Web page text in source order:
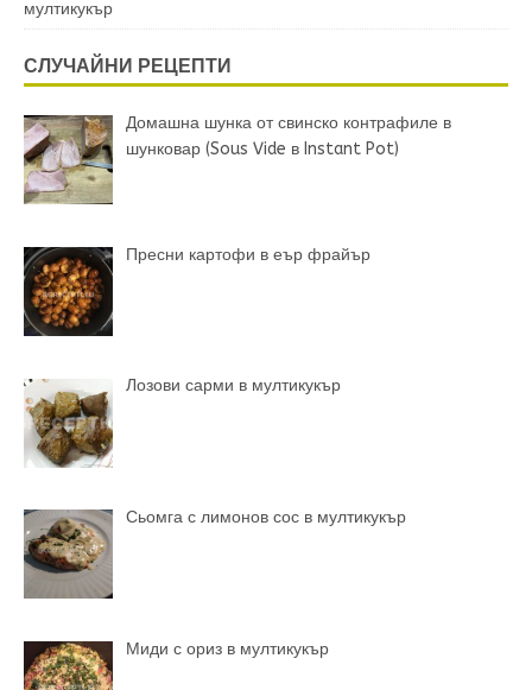
мултикукър
СЛУЧАЙНИ РЕЦЕПТИ
Домашна шунка от свинско контрафиле в
шунковар (Sous Vide в Instant Pot)
Пресни картофи в еър фрайър
Лозови сарми в мултикукър
Сьомга с лимонов сос в мултикукър
Миди с ориз в мултикукър